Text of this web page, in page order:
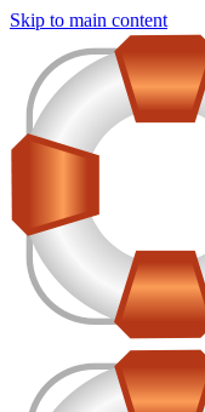
Skip to main content